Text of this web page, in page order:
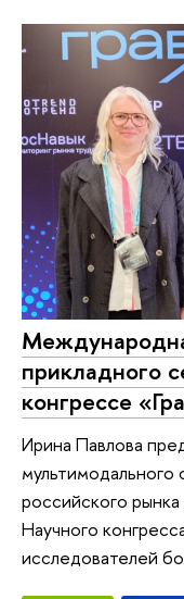
прикладного
конгрессе
Ирина Павлова
мультимодального
российского
Научного
исследователей